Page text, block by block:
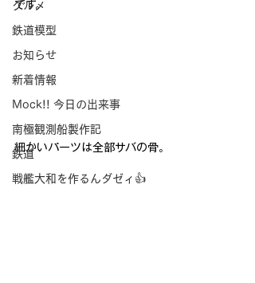
グルメ
鉄道模型
お知らせ
新着情報
Mock!! 今日の出来事
南極観測船製作記
鉄道
戦艦大和を作るんダゼィ👍
です。
細かいパーツは全部サバの骨。